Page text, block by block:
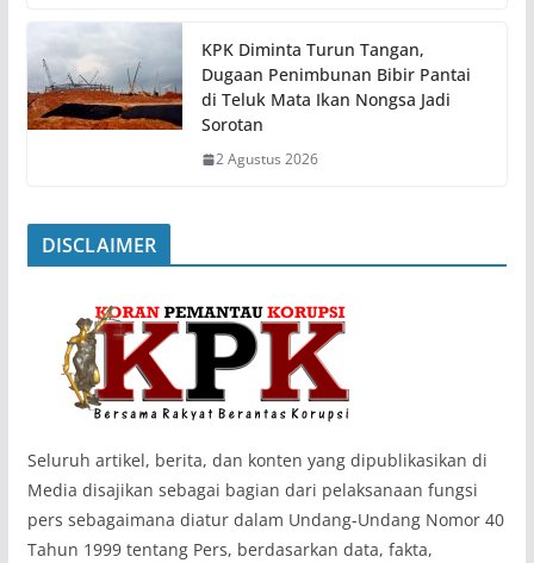
KPK Diminta Turun Tangan,
Dugaan Penimbunan Bibir Pantai
di Teluk Mata Ikan Nongsa Jadi
Sorotan
2 Agustus 2026
DISCLAIMER
‎Seluruh artikel, berita, dan konten yang dipublikasikan di
Media disajikan sebagai bagian dari pelaksanaan fungsi
pers sebagaimana diatur dalam Undang-Undang Nomor 40
Tahun 1999 tentang Pers, berdasarkan data, fakta,